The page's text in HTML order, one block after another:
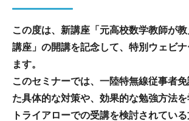
この度は、新講座「元高校数学教師が
講座」の開講を記念して、特別ウェビ
ます。
このセミナーでは、一陸特無線従事者
た具体的な対策や、効果的な勉強方法を
トライアローでの受講を検討されてい